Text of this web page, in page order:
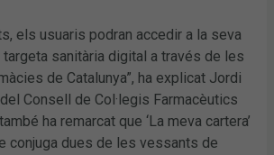
els usuaris podran accedir a la seva
sanitària digital a través de les
de Catalunya”, ha explicat Jordi
Consell de Col·legis Farmacèutics
ha remarcat que ‘La meva cartera’
conjuga dues de les vessants de